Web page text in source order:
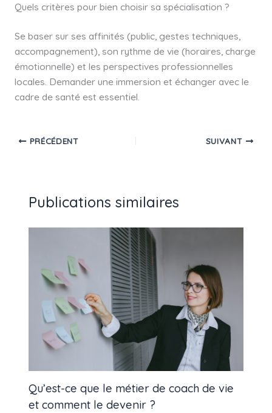
Quels critères pour bien choisir sa spécialisation ?
Se baser sur ses affinités (public, gestes techniques,
accompagnement), son rythme de vie (horaires, charge
émotionnelle) et les perspectives professionnelles
locales. Demander une immersion et échanger avec le
cadre de santé est essentiel.
PRÉCÉDENT SUIVANT
Publications similaires
Qu’est-ce que le métier de coach de vie
et comment le devenir ?